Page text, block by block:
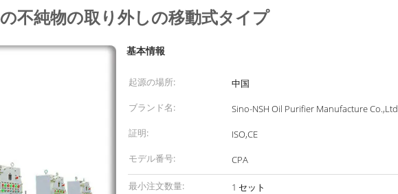
不純物の取り外しの移動式タイプ
基本情報
起源の場所:
中国
ブランド名:
Sino-NSH Oil Purifier Manufacture Co.,Ltd
証明:
ISO,CE
モデル番号:
CPA
最小注文数量:
1 セット